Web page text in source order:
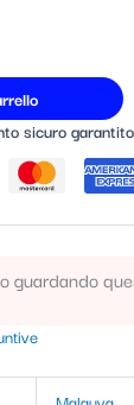
sicuro garantito
guardando